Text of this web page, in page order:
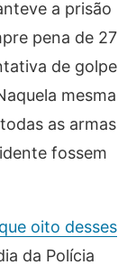
a prisão
pena de 27
de golpe
mesma
as armas
fossem
oito desses
da Polícia